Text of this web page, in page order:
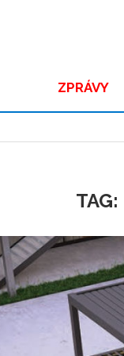
ZPRÁVY
TAG: